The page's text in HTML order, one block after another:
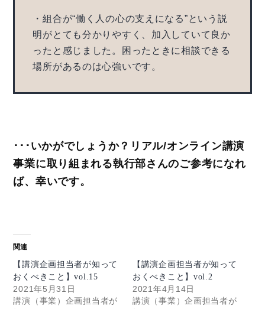
・組合が“働く人の心の支えになる”という説
明がとても分かりやすく、加入していて良か
ったと感じました。困ったときに相談できる
場所があるのは心強いです。
･･･いかがでしょうか？リアル/オンライン講演
事業に取り組まれる執行部さんのご参考になれ
ば、幸いです。
関連
【講演企画担当者が知って
おくべきこと】vol.15
2021年5月31日
講演（事業）企画担当者が
【講演企画担当者が知って
おくべきこと】vol.2
2021年4月14日
講演（事業）企画担当者が